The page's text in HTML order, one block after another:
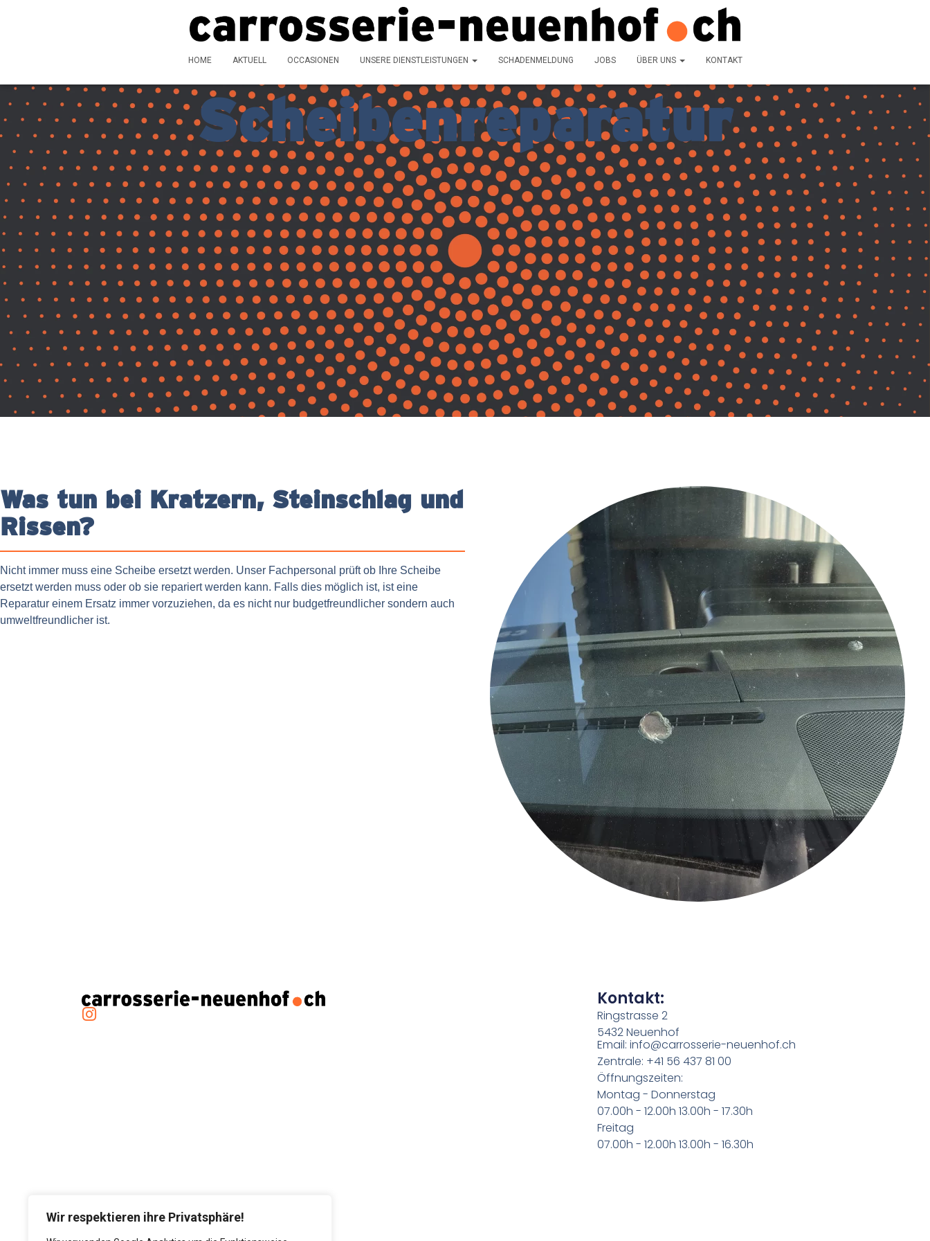
Wir respektieren ihre Privatsphäre!
HOME AKTUELL OCCASIONEN UNSERE DIENSTLEISTUNGEN SCHADENMELDUNG JOBS ÜBER UNS KONTAKT
Scheibenreparatur
Was tun bei Kratzern, Steinschlag und
Rissen?
Nicht immer muss eine Scheibe ersetzt werden. Unser Fachpersonal prüft ob Ihre Scheibe
ersetzt werden muss oder ob sie repariert werden kann. Falls dies möglich ist, ist eine
Reparatur einem Ersatz immer vorzuziehen, da es nicht nur budgetfreundlicher sondern auch
umweltfreundlicher ist.
Kontakt:
Ringstrasse 2
5432 Neuenhof
Email: info@carrosserie-neuenhof.ch
Zentrale: +41 56 437 81 00
Öffnungszeiten:
Montag - Donnerstag
07.00h - 12.00h 13.00h - 17.30h
Freitag
07.00h - 12.00h 13.00h - 16.30h